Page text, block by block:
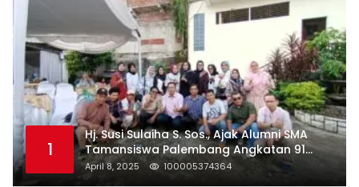
1
Hj. Susi Sulaiha S. Sos., Ajak Alumni SMA
Tamansiswa Palembang Angkatan 91
Halal Bihalal
April 8, 2025 100005374364